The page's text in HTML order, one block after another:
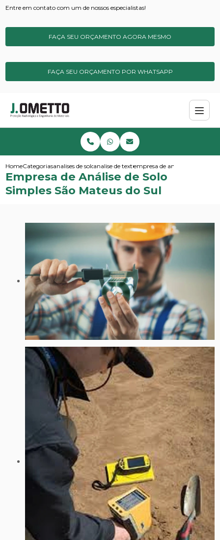
Entre em contato com um de nossos especialistas!
FAÇA SEU ORÇAMENTO AGORA MESMO
FAÇA SEU ORÇAMENTO POR WHATSAPP
HomeCategoriasanalises de solos e sedimentos
analise de textura do soloempresa de analise de solo
Empresa de Análise de Solo
Simples São Mateus do Sul